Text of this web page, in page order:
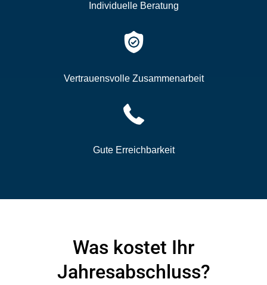
Individuelle Beratung
Vertrauensvolle Zusammenarbeit
Gute Erreichbarkeit
Was kostet Ihr
Jahresabschluss?